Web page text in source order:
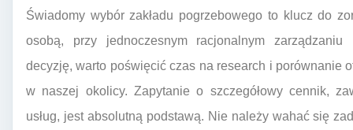
Świadomy wybór zakładu pogrzebowego to klucz do
osobą, przy jednoczesnym racjonalnym zarządzaniu
decyzję, warto poświęcić czas na research i porównanie
w naszej okolicy. Zapytanie o szczegółowy cennik,
usług, jest absolutną podstawą. Nie należy wahać się